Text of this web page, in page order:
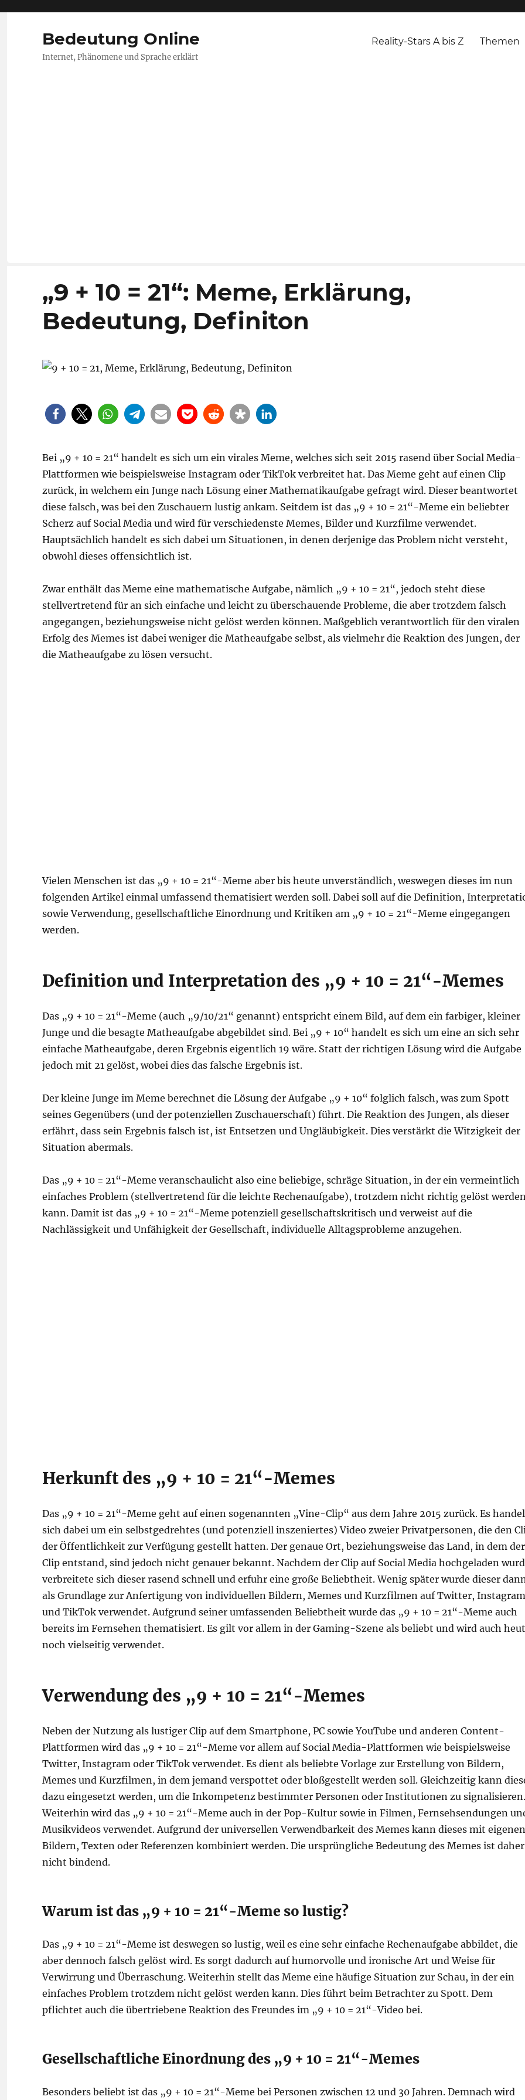
Bedeutung Online
Internet, Phänomene und Sprache erklärt
Reality-Stars A bis Z Themen
„9 + 10 = 21“: Meme, Erklärung,
Bedeutung, Definiton
Bei „9 + 10 = 21“ handelt es sich um ein virales Meme, welches sich seit 2015 rasend über Social Media-
Plattformen wie beispielsweise Instagram oder TikTok verbreitet hat. Das Meme geht auf einen Clip
zurück, in welchem ein Junge nach Lösung einer Mathematikaufgabe gefragt wird. Dieser beantwortet
diese falsch, was bei den Zuschauern lustig ankam. Seitdem ist das „9 + 10 = 21“-Meme ein beliebter
Scherz auf Social Media und wird für verschiedenste Memes, Bilder und Kurzfilme verwendet.
Hauptsächlich handelt es sich dabei um Situationen, in denen derjenige das Problem nicht versteht,
obwohl dieses offensichtlich ist.
Zwar enthält das Meme eine mathematische Aufgabe, nämlich „9 + 10 = 21“, jedoch steht diese
stellvertretend für an sich einfache und leicht zu überschauende Probleme, die aber trotzdem falsch
angegangen, beziehungsweise nicht gelöst werden können. Maßgeblich verantwortlich für den viralen
Erfolg des Memes ist dabei weniger die Matheaufgabe selbst, als vielmehr die Reaktion des Jungen, der
die Matheaufgabe zu lösen versucht.
Vielen Menschen ist das „9 + 10 = 21“-Meme aber bis heute unverständlich, weswegen dieses im nun
folgenden Artikel einmal umfassend thematisiert werden soll. Dabei soll auf die Definition,
sowie Verwendung, gesellschaftliche Einordnung und Kritiken am „9 + 10 = 21“-Meme eingegangen
werden.
Definition und Interpretation des „9 + 10 = 21“-Memes
Das „9 + 10 = 21“-Meme (auch „9/10/21“ genannt) entspricht einem Bild, auf dem ein farbiger, kleiner
Junge und die besagte Matheaufgabe abgebildet sind. Bei „9 + 10“ handelt es sich um eine an sich sehr
einfache Matheaufgabe, deren Ergebnis eigentlich 19 wäre. Statt der richtigen Lösung wird die Aufgabe
jedoch mit 21 gelöst, wobei dies das falsche Ergebnis ist.
Der kleine Junge im Meme berechnet die Lösung der Aufgabe „9 + 10“ folglich falsch, was zum Spott
seines Gegenübers (und der potenziellen Zuschauerschaft) führt. Die Reaktion des Jungen, als dieser
erfährt, dass sein Ergebnis falsch ist, ist Entsetzen und Ungläubigkeit. Dies verstärkt die Witzigkeit der
Situation abermals.
Das „9 + 10 = 21“-Meme veranschaulicht also eine beliebige, schräge Situation, in der ein vermeintlich
einfaches Problem (stellvertretend für die leichte Rechenaufgabe), trotzdem nicht richtig gelöst
kann. Damit ist das „9 + 10 = 21“-Meme potenziell gesellschaftskritisch und verweist auf die
Nachlässigkeit und Unfähigkeit der Gesellschaft, individuelle Alltagsprobleme anzugehen.
Herkunft des „9 + 10 = 21“-Memes
Das „9 + 10 = 21“-Meme geht auf einen sogenannten „Vine-Clip“ aus dem Jahre 2015 zurück. Es
sich dabei um ein selbstgedrehtes (und potenziell inszeniertes) Video zweier Privatpersonen, die den
der Öffentlichkeit zur Verfügung gestellt hatten. Der genaue Ort, beziehungsweise das Land, in dem der
Clip entstand, sind jedoch nicht genauer bekannt. Nachdem der Clip auf Social Media hochgeladen
verbreitete sich dieser rasend schnell und erfuhr eine große Beliebtheit. Wenig später wurde dieser
als Grundlage zur Anfertigung von individuellen Bildern, Memes und Kurzfilmen auf Twitter, Instagram
und TikTok verwendet. Aufgrund seiner umfassenden Beliebtheit wurde das „9 + 10 = 21“-Meme auch
bereits im Fernsehen thematisiert. Es gilt vor allem in der Gaming-Szene als beliebt und wird auch
noch vielseitig verwendet.
Verwendung des „9 + 10 = 21“-Memes
Neben der Nutzung als lustiger Clip auf dem Smartphone, PC sowie YouTube und anderen Content-
Plattformen wird das „9 + 10 = 21“-Meme vor allem auf Social Media-Plattformen wie beispielsweise
Twitter, Instagram oder TikTok verwendet. Es dient als beliebte Vorlage zur Erstellung von Bildern,
Memes und Kurzfilmen, in dem jemand verspottet oder bloßgestellt werden soll. Gleichzeitig kann
dazu eingesetzt werden, um die Inkompetenz bestimmter Personen oder Institutionen zu signalisieren.
Weiterhin wird das „9 + 10 = 21“-Meme auch in der Pop-Kultur sowie in Filmen, Fernsehsendungen
Musikvideos verwendet. Aufgrund der universellen Verwendbarkeit des Memes kann dieses mit eigenen
Bildern, Texten oder Referenzen kombiniert werden. Die ursprüngliche Bedeutung des Memes ist daher
nicht bindend.
Warum ist das „9 + 10 = 21“-Meme so lustig?
Das „9 + 10 = 21“-Meme ist deswegen so lustig, weil es eine sehr einfache Rechenaufgabe abbildet, die
aber dennoch falsch gelöst wird. Es sorgt dadurch auf humorvolle und ironische Art und Weise für
Verwirrung und Überraschung. Weiterhin stellt das Meme eine häufige Situation zur Schau, in der ein
einfaches Problem trotzdem nicht gelöst werden kann. Dies führt beim Betrachter zu Spott. Dem
pflichtet auch die übertriebene Reaktion des Freundes im „9 + 10 = 21“-Video bei.
Gesellschaftliche Einordnung des „9 + 10 = 21“-Memes
Besonders beliebt ist das „9 + 10 = 21“-Meme bei Personen zwischen 12 und 30 Jahren. Demnach wird